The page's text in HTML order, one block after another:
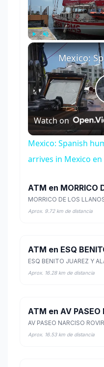
Play
Watch on
Mexico: Spanish
arrives in Mexico
ATM en MORRICO
Aprox. 9.72 km de distancia
Aprox. 16.28 km de distancia
Aprox. 16.53 km de distancia